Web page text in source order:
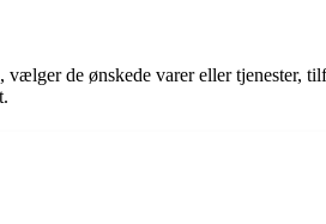
de ønskede varer eller tjenester,